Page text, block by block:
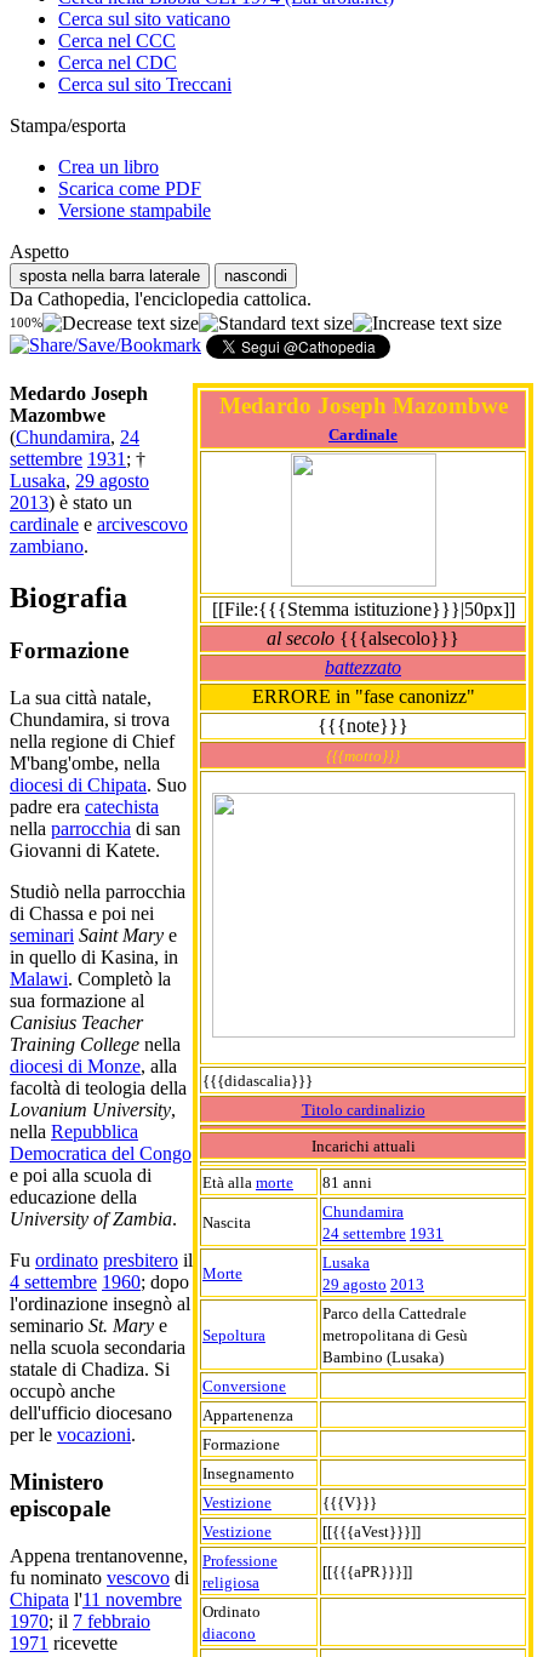
Cerca sul sito vaticano
Cerca nel CCC
Cerca nel CDC
Cerca sul sito Treccani
Stampa/esporta
Crea un libro
Scarica come PDF
Versione stampabile
Aspetto
sposta nella barra laterale nascondi
Da Cathopedia, l'enciclopedia cattolica.
100%
Medardo Joseph Mazombwe
Cardinale
[[File:{{{Stemma istituzione}}}|50px]]
al secolo {{{alsecolo}}}
battezzato
ERRORE in "fase canonizz"
{{{note}}}
{{{motto}}}
{{{didascalia}}}
Titolo cardinalizio
Incarichi attuali
Età alla morte 81 anni
Nascita
Chundamira
24 settembre 1931
Morte
Lusaka
29 agosto 2013
Sepoltura
Parco della Cattedrale
metropolitana di Gesù
Bambino (Lusaka)
Conversione
Appartenenza
Formazione
Insegnamento
Vestizione
{{{V}}}
Vestizione
[[{{{aVest}}}]]
Professione
religiosa
[[{{{aPR}}}]]
Ordinato
diacono
Medardo Joseph
Mazombwe
(Chundamira, 24
settembre 1931 ; †
Lusaka, 29 agosto
2013) è stato un
cardinale e arcivescovo
zambiano.
Biografia
Formazione
La sua città natale,
Chundamira, si trova
nella regione di Chief
M'bang'ombe, nella
diocesi di Chipata. Suo
padre era catechista
nella parrocchia di san
Giovanni di Katete.
Studiò nella parrocchia
di Chassa e poi nei
seminari Saint Mary e
in quello di Kasina, in
Malawi. Completò la
sua formazione al
Canisius Teacher
Training College nella
diocesi di Monze, alla
facoltà di teologia della
Lovanium University,
nella Repubblica
Democratica del Congo
e poi alla scuola di
educazione della
University of Zambia.
Fu ordinato presbitero il
4 settembre 1960; dopo
l'ordinazione insegnò al
seminario St. Mary e
nella scuola secondaria
statale di Chadiza. Si
occupò anche
dell'ufficio diocesano
per le vocazioni.
Ministero
episcopale
Appena trentanovenne,
fu nominato vescovo di
Chipata l'11 novembre
1970; il 7 febbraio
1971 ricevette